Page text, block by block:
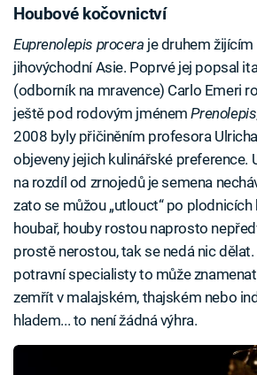
Houbové kočovnictví
Euprenolepis procera je druhem
jihovýchodní Asie. Poprvé jej popsal
(odborník na mravence) Carlo Emeri
ještě pod rodovým jménemPrenolepis
2008 byly přičiněním profesora
objeveny jejich kulinářské preference.
na rozdíl od zrnojedů je semena
zato se můžou „utlouct“ po plodnicích
houbař, houby rostou naprosto
prostě nerostou, tak se nedá nic
potravní specialisty to může
zemřít v malajském, thajském nebo
hladem... to není žádná výhra.